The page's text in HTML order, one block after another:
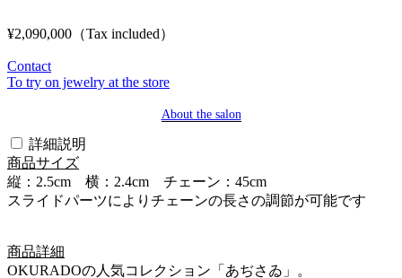
¥2,090,000 （Tax included）
Contact
To try on jewelry at the store
About the salon
詳細説明
商品サイズ
縦：2.5cm 横：2.4cm チェーン：45cm
スライドパーツによりチェーンの長さの調節が可能です
商品詳細
OKURADOの人気コレクション「あぢさゐ」。